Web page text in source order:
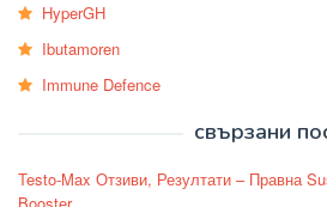
HyperGH
Ibutamoren
Immune Defence
свързани
Testo-Max Отзиви, Резултати – Правна